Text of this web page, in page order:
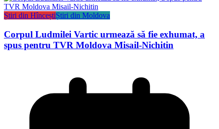
Știri din HînceștiȘtiri din Moldova
Corpul Ludmilei Vartic urmează să fie exhumat, a
spus pentru TVR Moldova Misail-Nichitin